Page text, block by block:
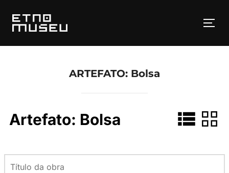
para
ARTEFATO: Bolsa
Artefato: Bolsa